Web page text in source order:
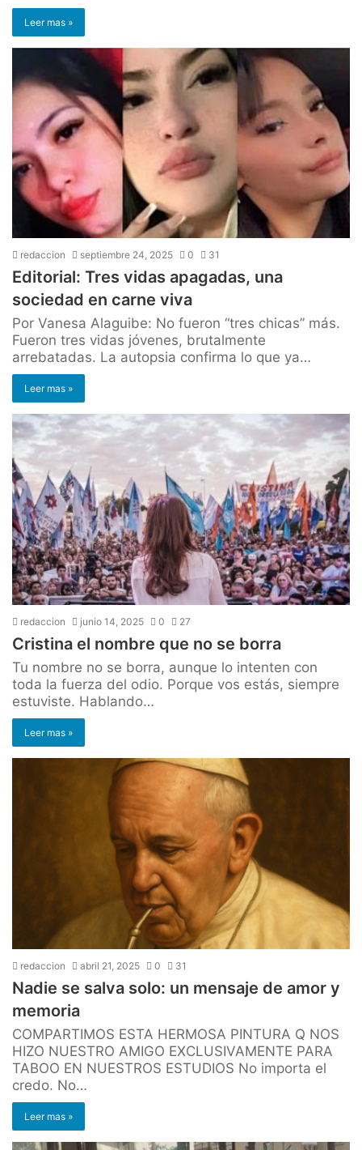
Leer mas »
redaccion septiembre 24, 2025 0 31
Editorial: Tres vidas apagadas, una
sociedad en carne viva
Por Vanesa Alaguibe: No fueron “tres chicas” más.
Fueron tres vidas jóvenes, brutalmente
arrebatadas. La autopsia confirma lo que ya…
Leer mas »
redaccion junio 14, 2025 0 27
Cristina el nombre que no se borra
Tu nombre no se borra, aunque lo intenten con
toda la fuerza del odio. Porque vos estás, siempre
estuviste. Hablando…
Leer mas »
redaccion abril 21, 2025 0 31
Nadie se salva solo: un mensaje de amor y
memoria
COMPARTIMOS ESTA HERMOSA PINTURA Q NOS
HIZO NUESTRO AMIGO EXCLUSIVAMENTE PARA
TABOO EN NUESTROS ESTUDIOS No importa el
credo. No…
Leer mas »